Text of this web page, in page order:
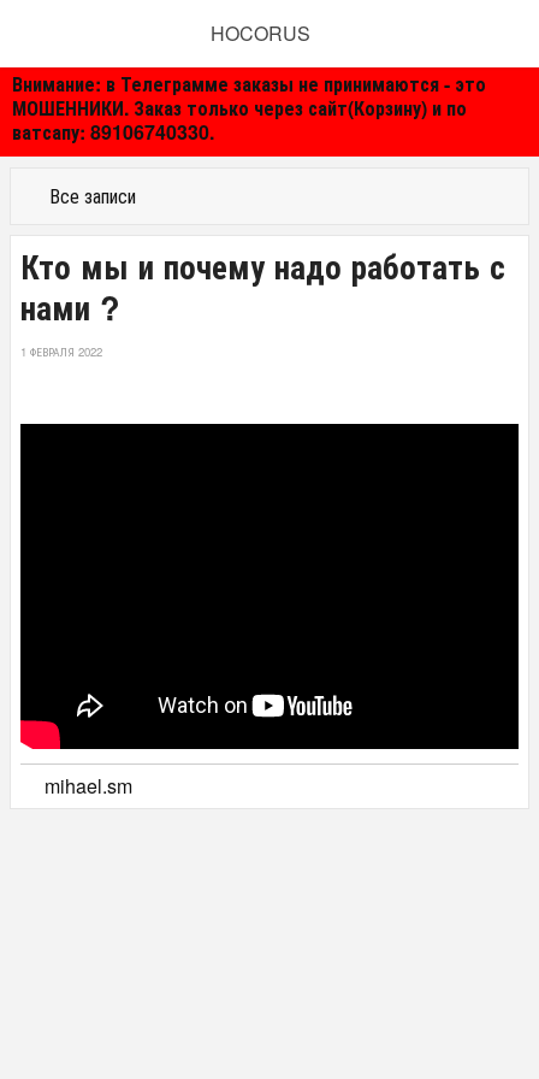
Внимание: в Телеграмме заказы не принимаются - это
МОШЕННИКИ. Заказ только через сайт(Корзину) и по
ватсапу: 89106740330.
HOCORUS
Все записи
Кто мы и почему надо работать с
нами ?
1 ФЕВРАЛЯ 2022
mihael.sm